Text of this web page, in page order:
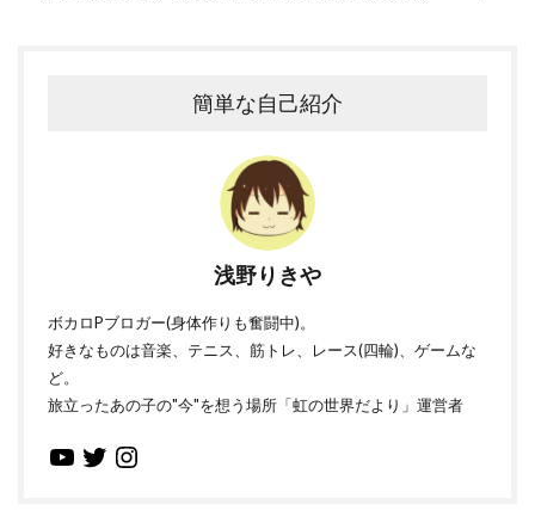
簡単な自己紹介
浅野りきや
ボカロPブロガー(身体作りも奮闘中)。
好きなものは音楽、テニス、筋トレ、レース(四輪)、ゲームな
ど。
旅立ったあの子の"今"を想う場所「虹の世界だより」運営者